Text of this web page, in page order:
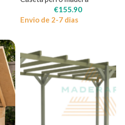
€155.90
Envio de 2-7 dias